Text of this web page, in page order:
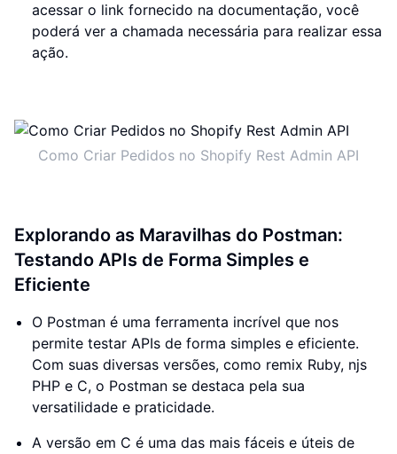
acessar o link fornecido na documentação, você
poderá ver a chamada necessária para realizar essa
ação.
Como Criar Pedidos no Shopify Rest Admin API
Explorando as Maravilhas do Postman:
Testando APIs de Forma Simples e
Eficiente
O Postman é uma ferramenta incrível que nos
permite testar APIs de forma simples e eficiente.
Com suas diversas versões, como remix Ruby, njs
PHP e C, o Postman se destaca pela sua
versatilidade e praticidade.
A versão em C é uma das mais fáceis e úteis de